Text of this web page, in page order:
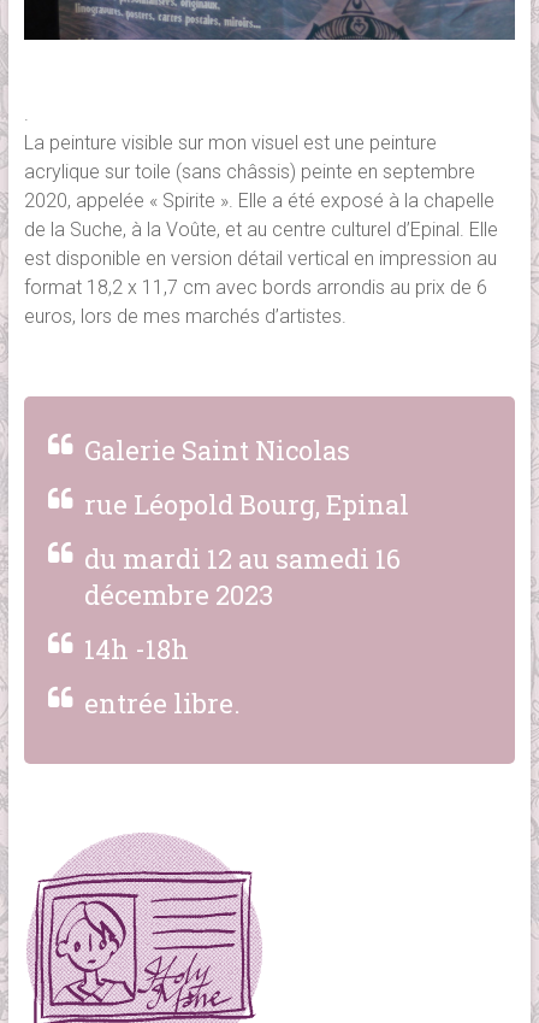
.
La peinture visible sur mon visuel est une peinture
acrylique sur toile (sans châssis) peinte en septembre
2020, appelée « Spirite ». Elle a été exposé à la chapelle
de la Suche, à la Voûte, et au centre culturel d’Epinal. Elle
est disponible en version détail vertical en impression au
format 18,2 x 11,7 cm avec bords arrondis au prix de 6
euros, lors de mes marchés d’artistes.
Galerie Saint Nicolas
rue Léopold Bourg, Epinal
du mardi 12 au samedi 16
décembre 2023
14h -18h
entrée libre.